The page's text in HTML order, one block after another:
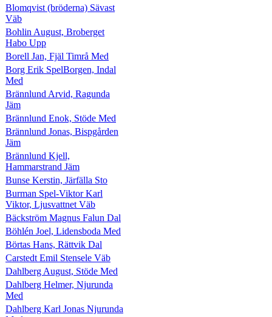
Blomqvist (bröderna) Sävast
Väb
Bohlin August, Broberget
Habo Upp
Borell Jan, Fjäl Timrå Med
Borg Erik SpelBorgen, Indal
Med
Brännlund Arvid, Ragunda
Jäm
Brännlund Enok, Stöde Med
Brännlund Jonas, Bispgården
Jäm
Brännlund Kjell,
Hammarstrand Jäm
Bunse Kerstin, Järfälla Sto
Burman Spel-Viktor Karl
Viktor, Ljusvattnet Väb
Bäckström Magnus Falun Dal
Böhlén Joel, Lidensboda Med
Börtas Hans, Rättvik Dal
Carstedt Emil Stensele Väb
Dahlberg August, Stöde Med
Dahlberg Helmer, Njurunda
Med
Dahlberg Karl Jonas Njurunda